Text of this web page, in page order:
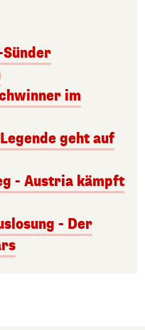
im
geht auf
- Austria kämpft
- Der